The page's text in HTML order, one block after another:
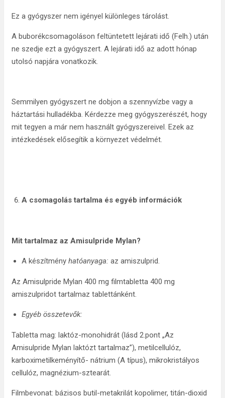
Ez a gyógyszer nem igényel különleges tárolást.
A buborékcsomagoláson feltüntetett lejárati idő (Felh.) után
ne szedje ezt a gyógyszert. A lejárati idő az adott hónap
utolsó napjára vonatkozik.
Semmilyen gyógyszert ne dobjon a szennyvízbe vagy a
háztartási hulladékba. Kérdezze meg gyógyszerészét, hogy
mit tegyen a már nem használt gyógyszereivel. Ezek az
intézkedések elősegítik a környezet védelmét.
A csomagolás tartalma és egyéb információk
Mit tartalmaz az Amisulpride Mylan?
A készítmény hatóanyaga: az amiszulprid.
Az Amisulpride Mylan 400 mg filmtabletta 400 mg
amiszulpridot tartalmaz tablettánként.
Egyéb összetevők:
Tabletta mag: laktóz-monohidrát (lásd 2.pont „Az
Amisulpride Mylan laktózt tartalmaz”), metilcellulóz,
karboximetilkeményítő- nátrium (A típus), mikrokristályos
cellulóz, magnézium-sztearát.
Filmbevonat: bázisos butil-metakrilát kopolimer, titán-dioxid